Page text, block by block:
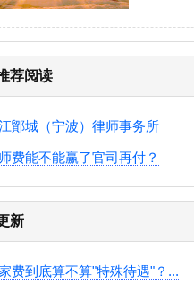
荐阅读
鄮城（宁波）律师事务所
费能不能赢了官司再付？
新
费到底算不算"特殊待遇"？...